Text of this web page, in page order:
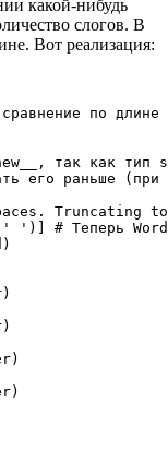
какой-нибудь
слогов. В
Вот реализация:
по длине
так как тип
его раньше (при
Truncating
')] # Теперь